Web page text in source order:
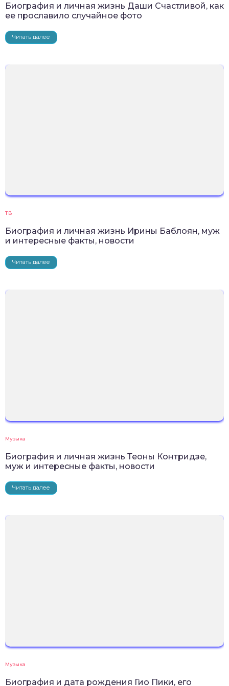
Биография и личная жизнь Даши Счастливой, как
ее прославило случайное фото
Читать далее
ТВ
Биография и личная жизнь Ирины Баблоян, муж
и интересные факты, новости
Читать далее
Музыка
Биография и личная жизнь Теоны Контридзе,
муж и интересные факты, новости
Читать далее
Музыка
Биография и дата рождения Гио Пики, его